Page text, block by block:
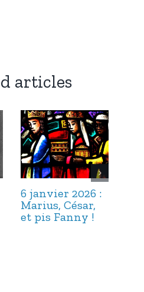
articles
6 janvier 2026 :
Marius, César,
et pis Fanny !